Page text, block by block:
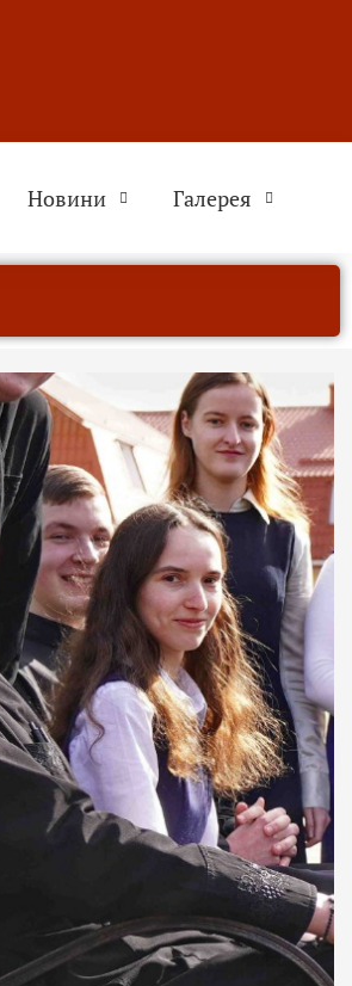
Новини Галерея
ДУХОВНО СИЛЬНІ!
де
Читати більше